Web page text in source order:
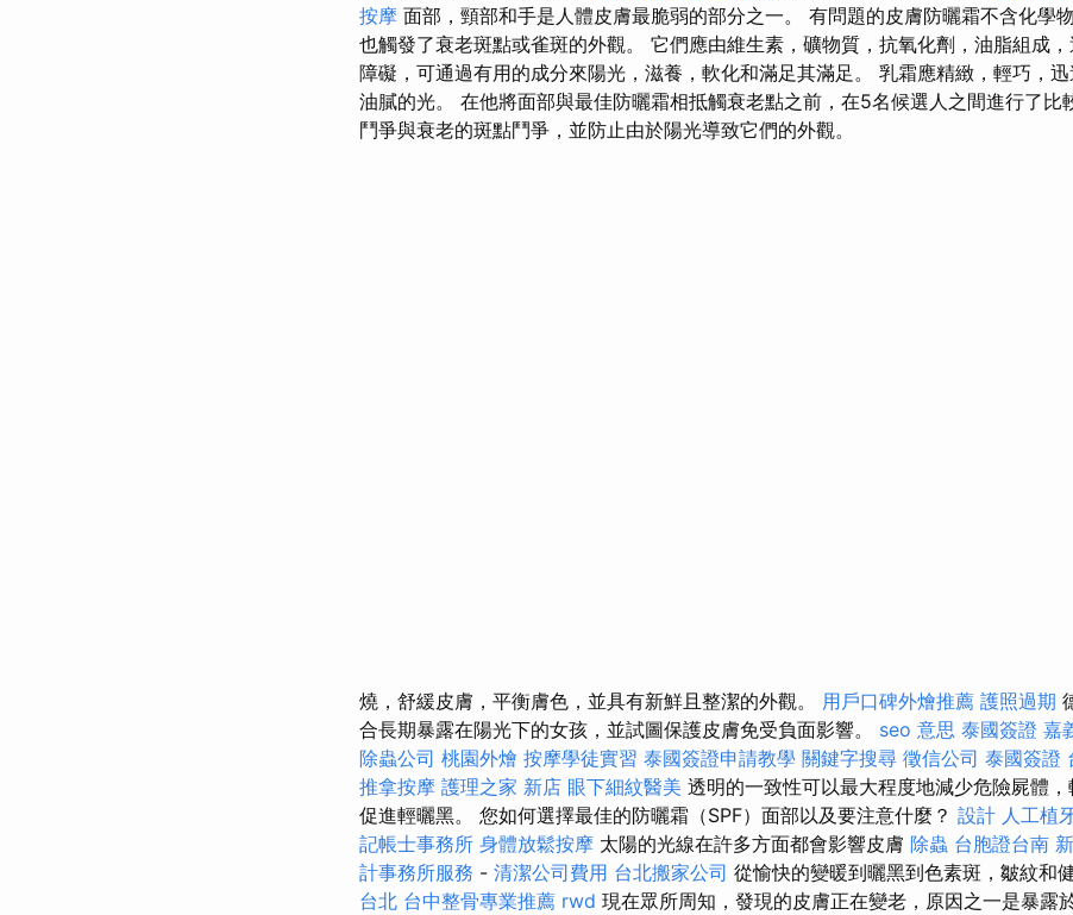
按摩 面部，頸部和手是人體皮膚最脆弱的部分之一。 有問題的皮膚防曬霜不含化學
也觸發了衰老斑點或雀斑的外觀。 它們應由維生素，礦物質，抗氧化劑，油脂組成
障礙，可通過有用的成分來陽光，滋養，軟化和滿足其滿足。 乳霜應精緻，輕巧，
油膩的光。 在他將面部與最佳防曬霜相抵觸衰老點之前，在5名候選人之間進行了比
鬥爭與衰老的斑點鬥爭，並防止由於陽光導致它們的外觀。
燒，舒緩皮膚，平衡膚色，並具有新鮮且整潔的外觀。 用戶口碑外燴推薦 護照過期
合長期暴露在陽光下的女孩，並試圖保護皮膚免受負面影響。 seo 意思 泰國簽證 嘉
除蟲公司 桃園外燴 按摩學徒實習 泰國簽證申請教學 關鍵字搜尋 徵信公司 泰國簽證
推拿按摩 護理之家 新店 眼下細紋醫美 透明的一致性可以最大程度地減少危險屍體
促進輕曬黑。 您如何選擇最佳的防曬霜（SPF）面部以及要注意什麼？ 設計 人工植
記帳士事務所 身體放鬆按摩 太陽的光線在許多方面都會影響皮膚 除蟲 台胞證台南
計事務所服務 - 清潔公司費用 台北搬家公司 從愉快的變暖到曬黑到色素斑，皺紋和
台北 台中整骨專業推薦 rwd 現在眾所周知，發現的皮膚正在變老，原因之一是暴露